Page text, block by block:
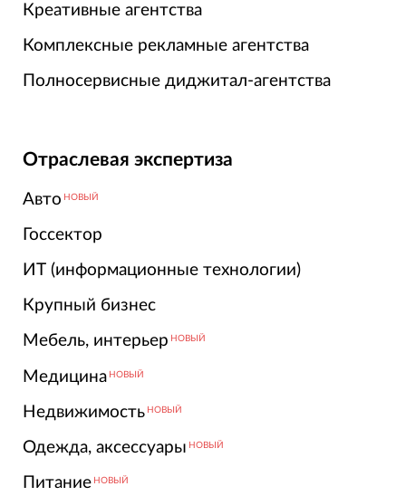
Креативные агентства
Комплексные рекламные агентства
Полносервисные диджитал-агентства
Отраслевая экспертиза
Авто НОВЫЙ
Госсектор
ИТ (информационные технологии)
Крупный бизнес
Мебель, интерьер НОВЫЙ
Медицина НОВЫЙ
Недвижимость НОВЫЙ
Одежда, аксессуары НОВЫЙ
Питание НОВЫЙ